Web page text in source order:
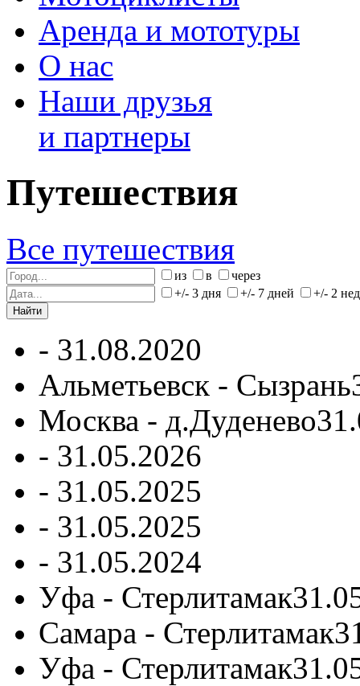
Аренда и мототуры
О нас
Наши друзья
и партнеры
Путешествия
Все путешествия
из в
через
+/- 3 дня
+/- 7 дней +/- 2
- 31.08.2020
Альметьевск - Сызрань
Москва - д.Дуденево
- 31.05.2026
- 31.05.2025
- 31.05.2025
- 31.05.2024
Уфа - Стерлитамак
Самара - Стерлитамак
Уфа - Стерлитамак